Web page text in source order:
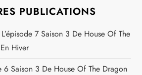
PUBLICATIONS
7 Saison 3 De House Of The
Hiver
6 Saison 3 De House Of The Dragon